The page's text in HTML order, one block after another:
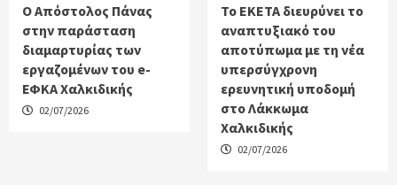
Ο Απόστολος Πάνας
στην παράσταση
διαμαρτυρίας των
εργαζομένων του e-
ΕΦΚΑ Χαλκιδικής
02/07/2026
Το ΕΚΕΤΑ διευρύνει το
αναπτυξιακό του
αποτύπωμα με τη νέα
υπερσύγχρονη
ερευνητική υποδομή
στο Λάκκωμα
Χαλκιδικής
02/07/2026